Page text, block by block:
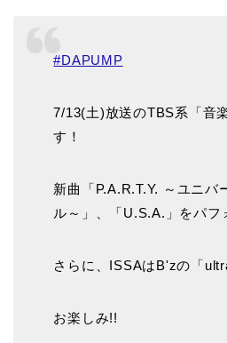
#DAPUMP
7/13(土)放送のTBS系「音
す！
新曲「P.A.R.T.Y. ～ユニバ
ル～」、「U.S.A.」をパフ
さらに、ISSAはB'zの「
お楽しみ!!